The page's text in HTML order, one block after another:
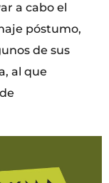
a cabo el
póstumo,
de sus
al que